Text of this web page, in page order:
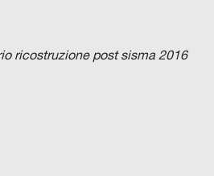
ricostruzione post sisma 2016